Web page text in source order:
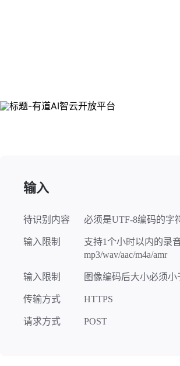
输入
待识别内容 必须是UTF-8编码的字
输入限制
支持1个小时以内的录
mp3/wav/aac/m4a/amr
输入限制 图像编码后大小必须
传输方式 HTTPS
请求方式 POST